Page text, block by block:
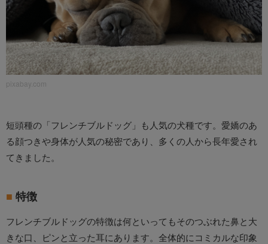
pixabay.com
短頭種の「フレンチブルドッグ」も人気の犬種です。愛嬌のあ
る顔つきや身体が人気の秘密であり、多くの人から長年愛され
てきました。
特徴
フレンチブルドッグの特徴は何といってもそのつぶれた鼻と大
きな口、ピンと立った耳にあります。全体的にコミカルな印象